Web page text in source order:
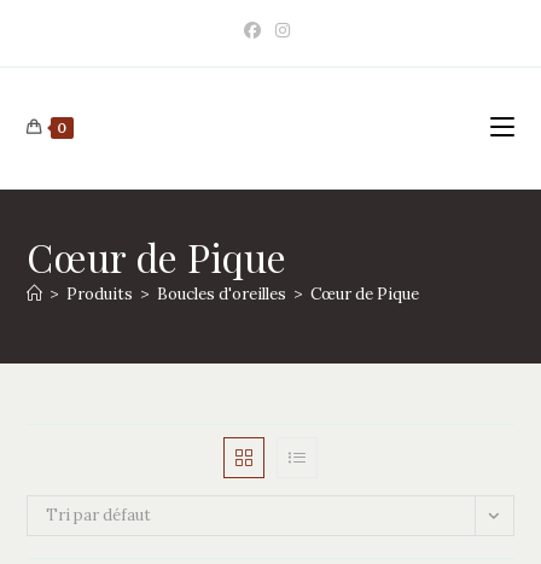
content
0
Cœur de Pique
> Produits > Boucles d'oreilles > Cœur de Pique
Tri par défaut